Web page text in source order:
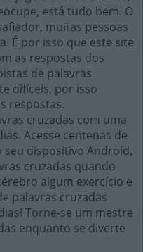
está tudo bem. O
muitas pessoas
É por isso que este site
as respostas dos
de palavras
difíceis, por isso
respostas.
cruzadas com uma
Acesse centenas de
dispositivo Android,
cruzadas quando
algum exercício e
palavras cruzadas
Torne-se um mestre
enquanto se diverte